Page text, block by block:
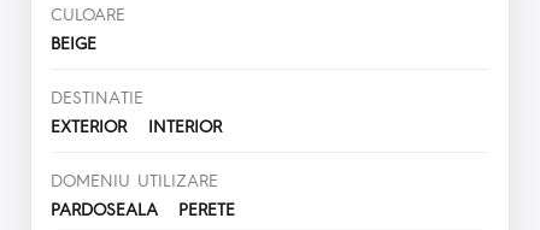
CULOARE
BEIGE
DESTINATIE
EXTERIOR INTERIOR
DOMENIU UTILIZARE
PARDOSEALA PERETE